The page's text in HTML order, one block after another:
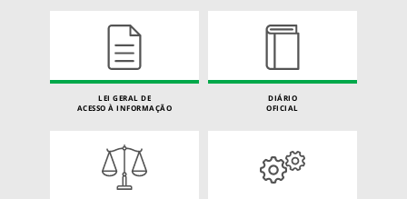
LEI GERAL DE
ACESSO À INFORMAÇÃO
DIÁRIO
OFICIAL